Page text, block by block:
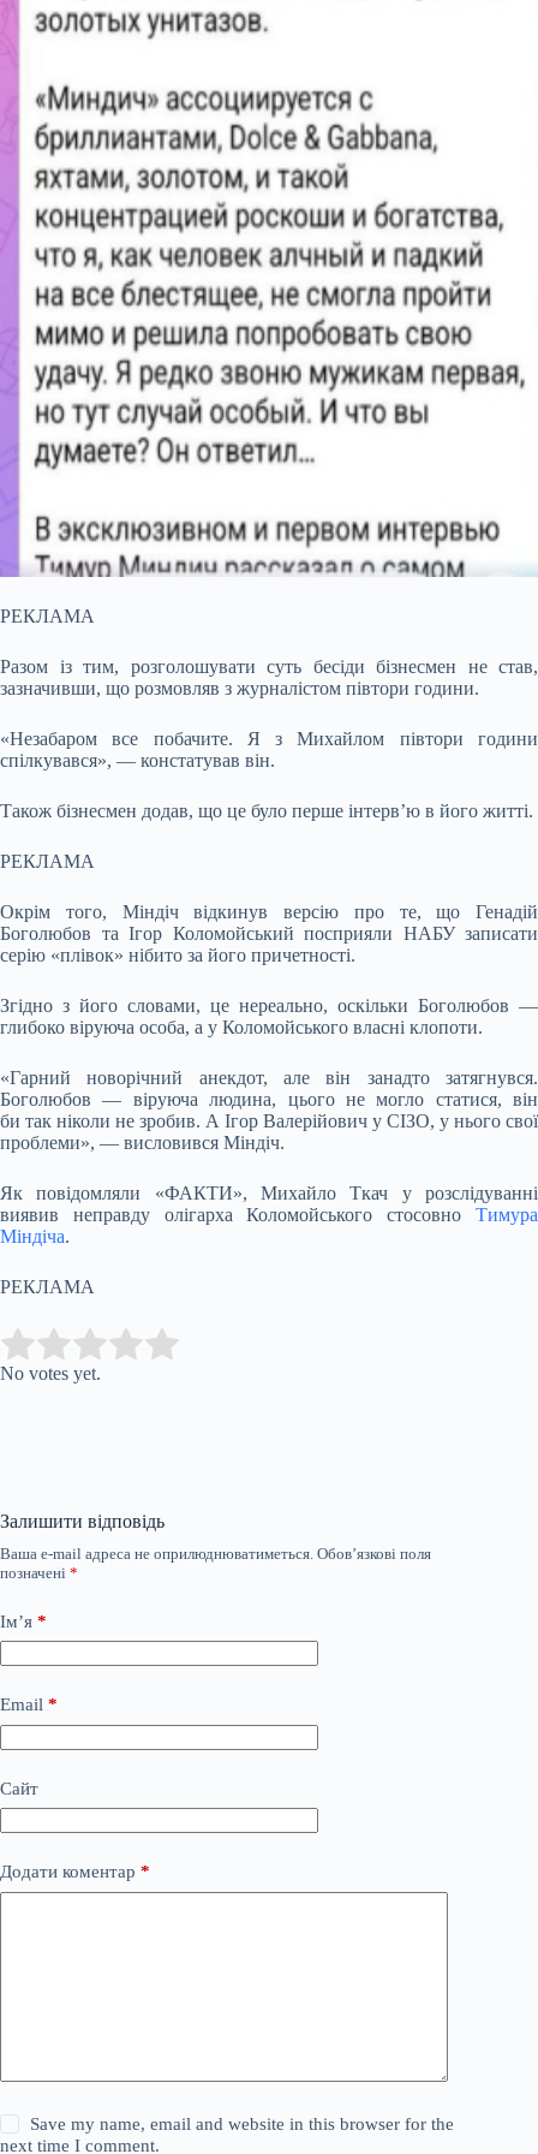
РЕКЛАМА
Разом із тим, розголошувати суть бесіди бізнесмен не став,
зазначивши, що розмовляв з журналістом півтори години.
«Незабаром все побачите. Я з Михайлом півтори години
спілкувався», — констатував він.
Також бізнесмен додав, що це було перше інтерв’ю в його житті.
РЕКЛАМА
Окрім того, Міндіч відкинув версію про те, що Генадій
Боголюбов та Ігор Коломойський посприяли НАБУ записати
серію «плівок» нібито за його причетності.
Згідно з його словами, це нереально, оскільки Боголюбов —
глибоко віруюча особа, а у Коломойського власні клопоти.
«Гарний новорічний анекдот, але він занадто затягнувся.
Боголюбов — віруюча людина, цього не могло статися, він
би так ніколи не зробив. А Ігор Валерійович у СІЗО, у нього свої
проблеми», — висловився Міндіч.
Як повідомляли «ФАКТИ», Михайло Ткач у розслідуванні
виявив неправду олігарха Коломойського стосовно Тимура
Міндіча.
РЕКЛАМА
Rate this item:
No votes yet.
Залишити відповідь
Ваша e-mail адреса не оприлюднюватиметься. Обов’язкові поля
позначені *
Ім’я *
Email *
Сайт
Додати коментар *
Save my name, email and website in this browser for the
next time I comment.